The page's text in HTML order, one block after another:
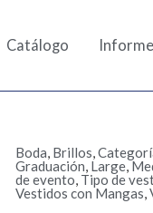
Catálogo
Boda, Brillos,
Graduación, Large,
de evento, Tipo de
Vestidos con Mangas,